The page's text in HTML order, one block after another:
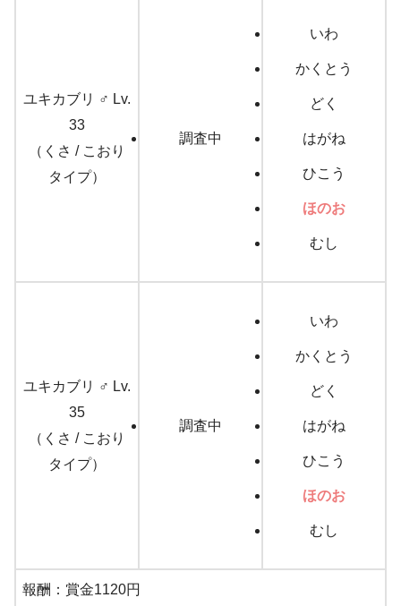
ユキカブリ ♂ Lv.
33
（くさ / こおり
タイプ）
調査中
いわ
かくとう
どく
はがね
ひこう
ほのお
むし
ユキカブリ ♂ Lv.
35
（くさ / こおり
タイプ）
調査中
いわ
かくとう
どく
はがね
ひこう
ほのお
むし
報酬：賞金1120円